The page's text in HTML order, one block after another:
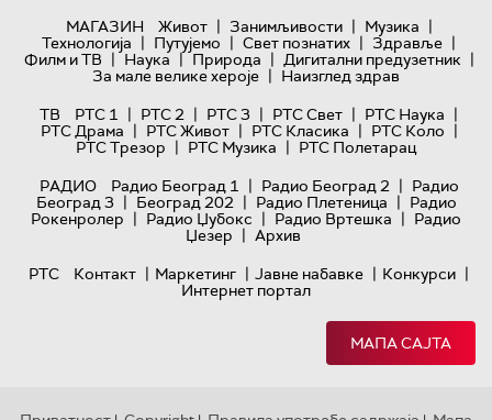
МАГАЗИН
Живот | Занимљивости | Музика |
Технологијa | Путујемо | Свет познатих | Здравље |
Филм и ТВ | Наука | Природа | Дигитални предузетник |
За мале велике хероје | Наизглед здрав
ТВ
РТС 1 | РТС 2 | РТС 3 | РТС Свет | РТС Наука |
РТС Драма | РТС Живот | РТС Класика | РТС Коло |
РТС Трезор | РТС Музика | РТС Полетарац
РАДИО
Радио Београд 1 | Радио Београд 2 | Радио
Београд 3 | Београд 202 | Радио Плетеница | Радио
Рокенролер | Радио Џубокс | Радио Вртешка | Радио
Џезер | Архив
РТС
Контакт | Маркетинг | Јавне набавке | Конкурси |
Интернет портал
МАПА САЈТА